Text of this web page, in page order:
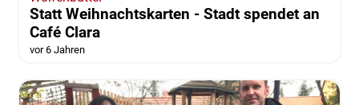
Statt Weihnachtskarten - Stadt spendet an
Café Clara
vor 6 Jahren